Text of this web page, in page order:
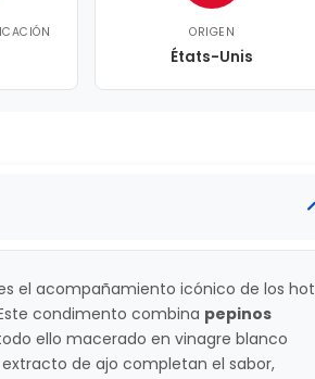
ORIGEN
États-Unis
el acompañamiento icónico de los hot
condimento combina pepinos
ello macerado en vinagre blanco
de ajo completan el sabor,